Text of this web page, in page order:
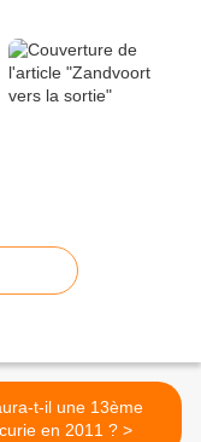
t-il une 13ème
écurie en 2011 ? >